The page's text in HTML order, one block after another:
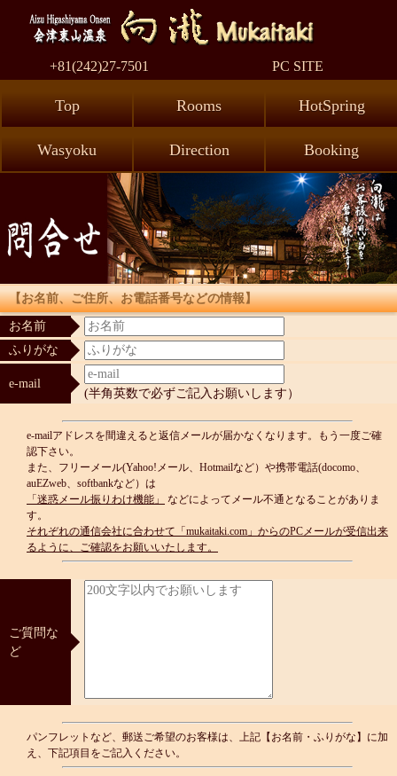
+81(242)27-7501 PC SITE
Top Rooms HotSpring
Wasyoku Direction Booking
【お名前、ご住所、お電話番号などの情報】
お名前
ふりがな
e-mail
(半角英数で必ずご記入お願いします）
e-mailアドレスを間違えると返信メールが届かなくなります。もう一度ご確
認下さい。
また、フリーメール(Yahoo!メール、Hotmailなど）や携帯電話(docomo、
auEZweb、softbankなど）は
「迷惑メール振りわけ機能」
などによってメール不通となることがありま
す。
それぞれの通信会社に合わせて「mukaitaki.com」からのPCメールが受信出来
るように、ご確認をお願いいたします。
ご質問な
ど
パンフレットなど、郵送ご希望のお客様は、上記【お名前・ふりがな】に加
え、下記項目をご記入ください。